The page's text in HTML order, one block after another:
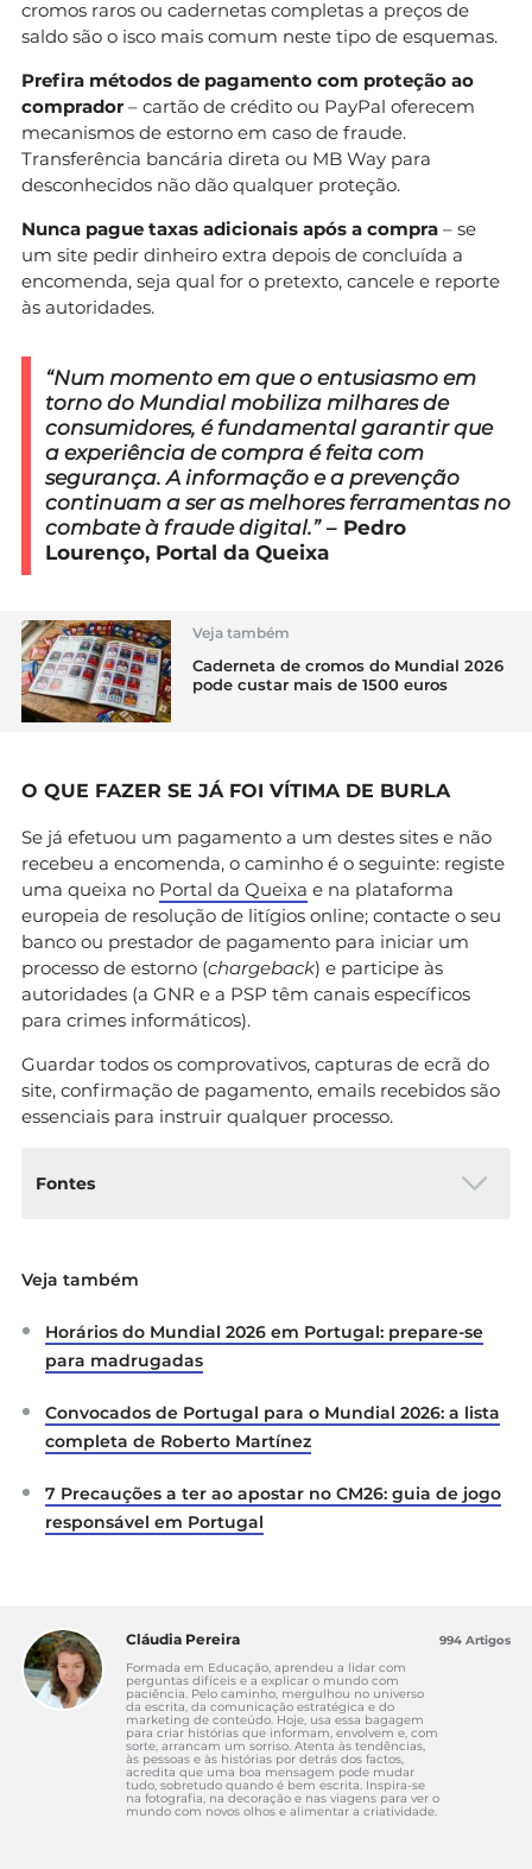
cromos raros ou cadernetas completas a preços de
saldo são o isco mais comum neste tipo de esquemas.
Prefira métodos de pagamento com proteção ao
comprador – cartão de crédito ou PayPal oferecem
mecanismos de estorno em caso de fraude.
Transferência bancária direta ou MB Way para
desconhecidos não dão qualquer proteção.
Nunca pague taxas adicionais após a compra – se
um site pedir dinheiro extra depois de concluída a
encomenda, seja qual for o pretexto, cancele e reporte
às autoridades.
“Num momento em que o entusiasmo em
torno do Mundial mobiliza milhares de
consumidores, é fundamental garantir que
a experiência de compra é feita com
segurança. A informação e a prevenção
continuam a ser as melhores ferramentas no
combate à fraude digital.”– Pedro
Lourenço, Portal da Queixa
Veja também
Caderneta de cromos do Mundial 2026
pode custar mais de 1500 euros
O QUE FAZER SE JÁ FOI VÍTIMA DE BURLA
Se já efetuou um pagamento a um destes sites e não
recebeu a encomenda, o caminho é o seguinte: registe
uma queixa no Portal da Queixa e na plataforma
europeia de resolução de litígios online; contacte o seu
banco ou prestador de pagamento para iniciar um
processo de estorno (chargeback) e participe às
autoridades (a GNR e a PSP têm canais específicos
para crimes informáticos).
Guardar todos os comprovativos, capturas de ecrã do
site, confirmação de pagamento, emails recebidos são
essenciais para instruir qualquer processo.
Fontes
Alertas de fraude: burlas associadas a cromos
https://portaldaqueixa.com
Portal da Queixa by Consumers Trust. (2026).
Não Sejas Pato — verificador de reputação de
sites. Recuperado dehttps://naosejaspato.pt
Veja também
Horários do Mundial 2026 em Portugal: prepare-se
para madrugadas
Convocados de Portugal para o Mundial 2026: a lista
completa de Roberto Martínez
7 Precauções a ter ao apostar no CM26: guia de jogo
responsável em Portugal
Cláudia Pereira
Formada em Educação, aprendeu a lidar com
perguntas difíceis e a explicar o mundo com
paciência. Pelo caminho, mergulhou no universo
da escrita, da comunicação estratégica e do
marketing de conteúdo. Hoje, usa essa bagagem
para criar histórias que informam, envolvem e, com
sorte, arrancam um sorriso. Atenta às tendências,
às pessoas e às histórias por detrás dos factos,
acredita que uma boa mensagem pode mudar
tudo, sobretudo quando é bem escrita. Inspira-se
na fotografia, na decoração e nas viagens para ver o
mundo com novos olhos e alimentar a criatividade.
994 Artigos